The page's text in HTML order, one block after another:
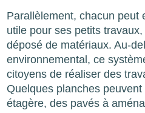
Parallèlement, chacun peut
utile pour ses petits
déposé de matériaux. Au-
environnemental, ce
citoyens de réaliser des
Quelques planches
étagère, des pavés à